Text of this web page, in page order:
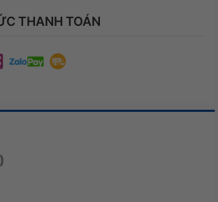
THANH TOÁN